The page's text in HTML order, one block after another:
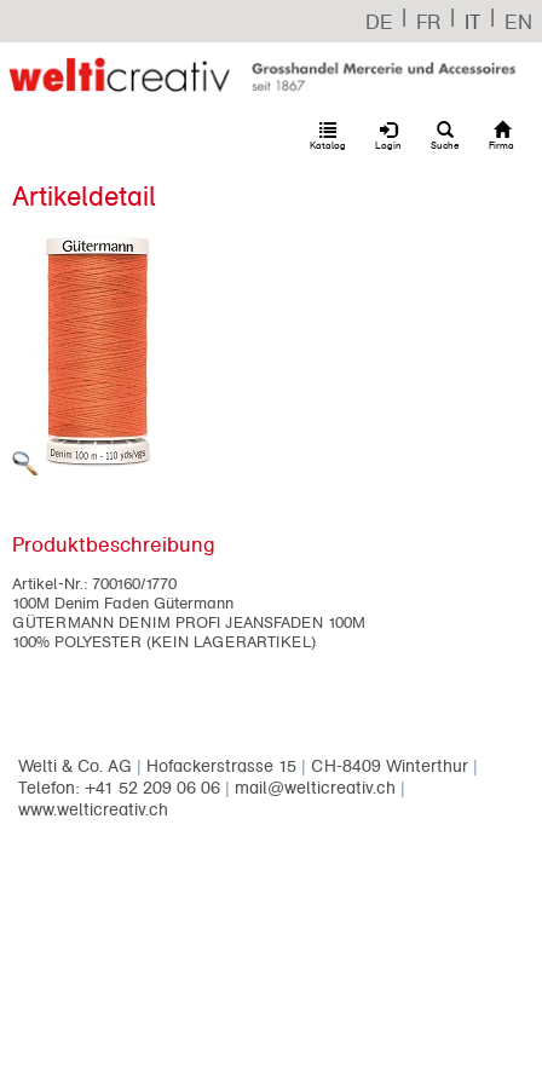
DE | FR | IT | EN
Firma
Suche
Login
Katalog
Artikeldetail
Produktbeschreibung
Artikel-Nr.: 700160/1770
100M Denim Faden Gütermann
GÜTERMANN DENIM PROFI JEANSFADEN 100M
100% POLYESTER (KEIN LAGERARTIKEL)
Welti & Co. AG | Hofackerstrasse 15 | CH-8409 Winterthur |
Telefon: +41 52 209 06 06 | mail@welticreativ.ch |
www.welticreativ.ch